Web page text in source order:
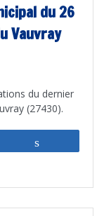
du 26
Vauvray
du dernier
(27430).